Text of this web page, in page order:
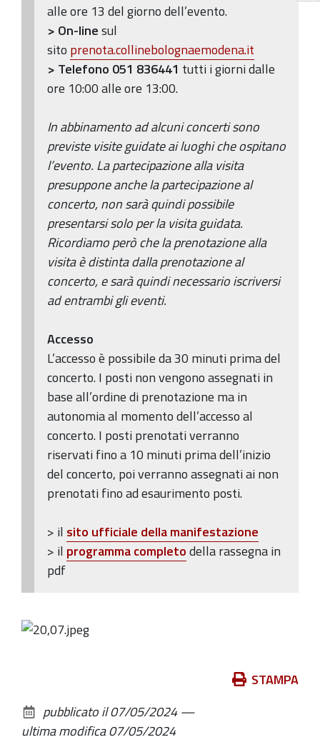
alle ore 13 del giorno dell’evento.
> On-linesul
sito prenota.collinebolognaemodena.it
> Telefono 051 836441 tutti i giorni dalle
ore 10:00 alle ore 13:00.
In abbinamento ad alcuni concerti sono
previste visite guidate ai luoghi che ospitano
l’evento. La partecipazione alla visita
presuppone anche la partecipazione al
concerto, non sarà quindi possibile
presentarsi solo per la visita guidata.
Ricordiamo però che la prenotazione alla
visita è distinta dalla prenotazione al
concerto, e sarà quindi necessario iscriversi
ad entrambi gli eventi.
Accesso
L’accesso è possibile da 30 minuti prima del
concerto. I posti non vengono assegnati in
base all’ordine di prenotazione ma in
autonomia al momento dell’accesso al
concerto. I posti prenotati verranno
riservati fino a 10 minuti prima dell’inizio
del concerto, poi verranno assegnati ai non
prenotati fino ad esaurimento posti.
> il sito ufficiale della manifestazione
> il programma completodella rassegna in
pdf
documento
STAMPA
pubblicato il07/05/2024—
ultima modifica07/05/2024